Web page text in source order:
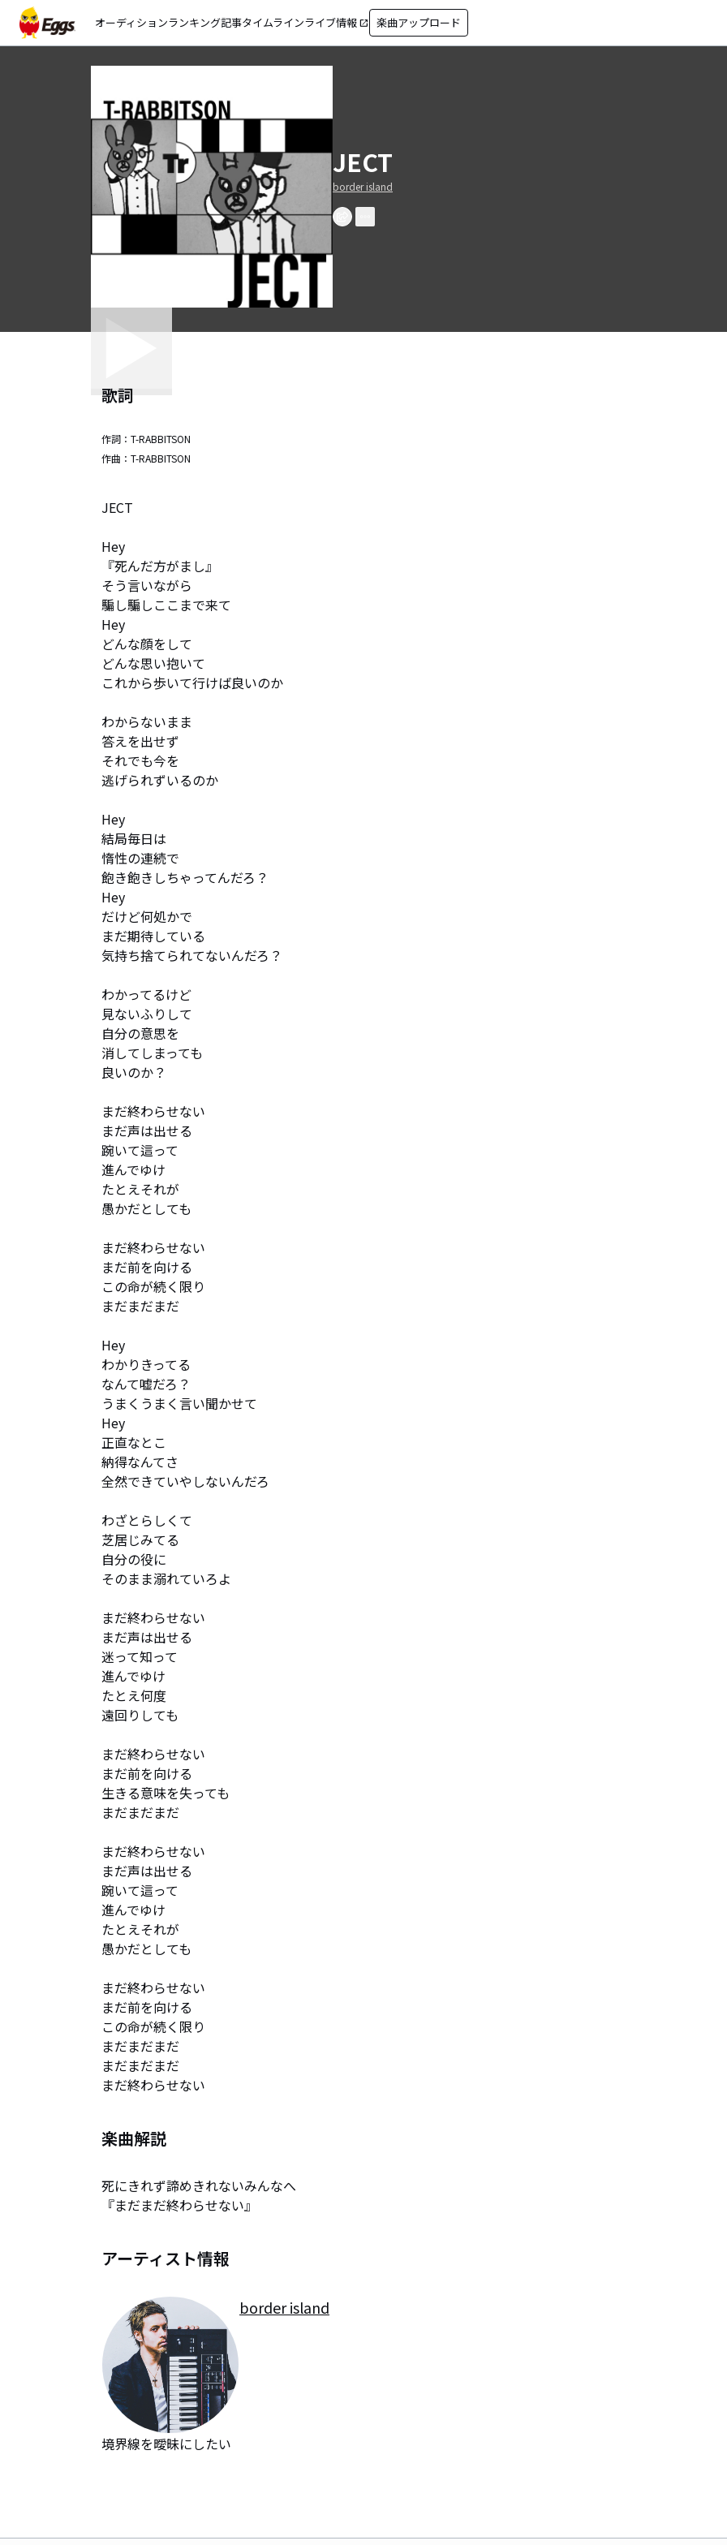
オーディションランキング記事タイムラインライブ情報 open_in_new 楽曲アップロード
JECT
border island
歌詞
作詞： T-RABBITSON
作曲： T-RABBITSON
JECT
Hey
『死んだ方がまし』
そう言いながら
騙し騙しここまで来て
Hey
どんな顔をして
どんな思い抱いて
これから歩いて行けば良いのか
わからないまま
答えを出せず
それでも今を
逃げられずいるのか
Hey
結局毎日は
惰性の連続で
飽き飽きしちゃってんだろ？
Hey
だけど何処かで
まだ期待している
気持ち捨てられてないんだろ？
わかってるけど
見ないふりして
自分の意思を
消してしまっても
良いのか？
まだ終わらせない
まだ声は出せる
踠いて這って
進んでゆけ
たとえそれが
愚かだとしても
まだ終わらせない
まだ前を向ける
この命が続く限り
まだまだまだ
Hey
わかりきってる
なんて嘘だろ？
うまくうまく言い聞かせて
Hey
正直なとこ
納得なんてさ
全然できていやしないんだろ
わざとらしくて
芝居じみてる
自分の役に
そのまま溺れていろよ
まだ終わらせない
まだ声は出せる
迷って知って
進んでゆけ
たとえ何度
遠回りしても
まだ終わらせない
まだ前を向ける
生きる意味を失っても
まだまだまだ
まだ終わらせない
まだ声は出せる
踠いて這って
進んでゆけ
たとえそれが
愚かだとしても
まだ終わらせない
まだ前を向ける
この命が続く限り
まだまだまだ
まだまだまだ
まだ終わらせない
楽曲解説
死にきれず諦めきれないみんなへ
『まだまだ終わらせない』
アーティスト情報
border island
境界線を曖昧にしたい